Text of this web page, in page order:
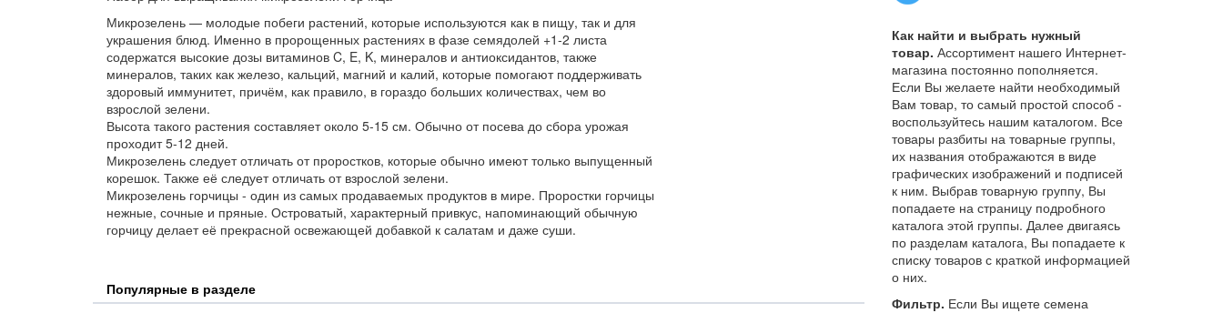
Микрозелень — молодые побеги растений, которые используются как в пищу, так и для
украшения блюд. Именно в пророщенных растениях в фазе семядолей +1-2 листа
содержатся высокие дозы витаминов C, E, K, минералов и антиоксидантов, также
минералов, таких как железо, кальций, магний и калий, которые помогают поддерживать
здоровый иммунитет, причём, как правило, в гораздо больших количествах, чем во
взрослой зелени.
Высота такого растения составляет около 5-15 см. Обычно от посева до сбора урожая
проходит 5-12 дней.
Микрозелень следует отличать от проростков, которые обычно имеют только выпущенный
корешок. Также её следует отличать от взрослой зелени.
Микрозелень горчицы - один из самых продаваемых продуктов в мире. Проростки горчицы
нежные, сочные и пряные. Островатый, характерный привкус, напоминающий обычную
горчицу делает её прекрасной освежающей добавкой к салатам и даже суши.
Популярные в разделе
Как найти и выбрать нужный
товар. Ассортимент нашего Интернет-
магазина постоянно пополняется.
Если Вы желаете найти необходимый
Вам товар, то самый простой способ -
воспользуйтесь нашим каталогом. Все
товары разбиты на товарные группы,
их названия отображаются в виде
графических изображений и подписей
к ним. Выбрав товарную группу, Вы
попадаете на страницу подробного
каталога этой группы. Далее двигаясь
по разделам каталога, Вы попадаете к
списку товаров с краткой информацией
о них.
Фильтр. Если Вы ищете семена